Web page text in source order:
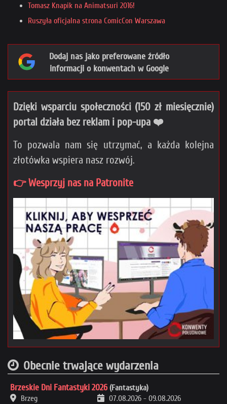
Tomasz Knapik na Animatsuri 2016!
Ruszyła oficjalna strona ComicCon Warszawa
Dodaj nas jako preferowane źródło
informacji o konwentach w Google
Dzięki wsparciu społeczności (150 zł miesięcznie)
portal działa bez reklam i pop-upa ❤️
To pozwala nam się utrzymać, a każda kolejna
złotówka wspiera nasz rozwój.
👉 Wesprzyj nas na Patronite
Obecnie trwające wydarzenia
Brzeskie Dni Fantastyki 2026 (Fantastyka)
Brzeg
07.08.2026 - 09.08.2026